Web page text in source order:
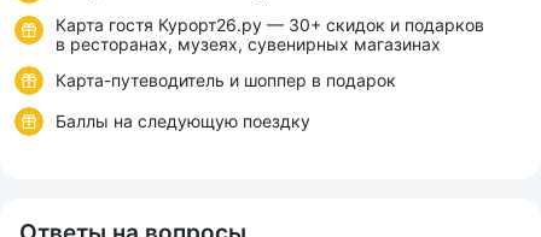
Карта гостя Курорт26.ру — 30+ скидок и подарков
в ресторанах, музеях, сувенирных магазинах
Карта-путеводитель и шоппер в подарок
Баллы на следующую поездку